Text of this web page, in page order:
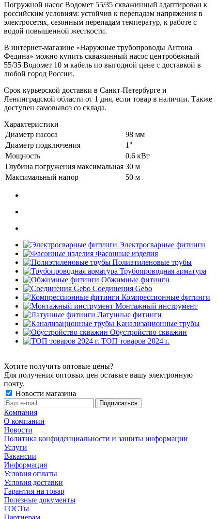
Погружной насос Водомет 55/35 скважинный адаптирован к
российским условиям: устойчив к перепадам напряжения в
электросетях, сезонным перепадам температур, к работе с
водой повышенной жесткости.
В интернет-магазине «Наружные трубопроводы Антона
Федина» можно купить скважинный насос центробежный
55/35 Водомет 10 м кабель по выгодной цене с доставкой в
любой город России.
Срок курьерской доставки в Санкт-Петербурге и
Ленинградской области от 1 дня, если товар в наличии. Также
доступен самовывоз со склада.
Характеристики
Диаметр насоса
98 мм
Диаметр подключения
1"
Мощность
0.6 кВт
Глубина погружения максимальная 30 м
Максимальный напор
50 м
Электросварные фитинги
Фасонные изделия
Полиэтиленовые трубы
Трубопроводная арматура
Обжимные фитинги
Соединения Gebo
Компрессионные фитинги
Монтажный инструмент
Латунные фитинги
Канализационные трубы
Обустройство скважин
ТОП товаров 2024 г.
Хотите получить оптовые цены?
Для получения оптовых цен оставьте вашу электронную
почту.
Новости магазина
Компания
О компании
Новости
Политика конфиденциальности и защиты информации
Услуги
Вакансии
Информация
Условия оплаты
Условия доставки
Гарантия на товар
Полезные документы
ГОСТы